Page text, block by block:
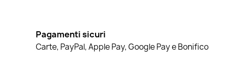
Pagamenti sicuri
Carte, PayPal, Apple Pay, Google Pay e Bonifico